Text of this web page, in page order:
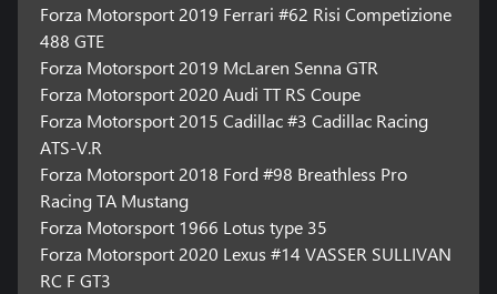
Forza Motorsport 2019 Ferrari #62 Risi Competizione
488 GTE
Forza Motorsport 2019 McLaren Senna GTR
Forza Motorsport 2020 Audi TT RS Coupe
Forza Motorsport 2015 Cadillac #3 Cadillac Racing
ATS-V.R
Forza Motorsport 2018 Ford #98 Breathless Pro
Racing TA Mustang
Forza Motorsport 1966 Lotus type 35
Forza Motorsport 2020 Lexus #14 VASSER SULLIVAN
RC F GT3